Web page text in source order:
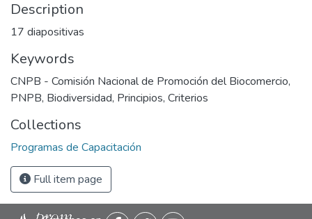
Description
17 diapositivas
Keywords
CNPB - Comisión Nacional de Promoción del Biocomercio,
PNPB, Biodiversidad, Principios, Criterios
Collections
Programas de Capacitación
Full item page